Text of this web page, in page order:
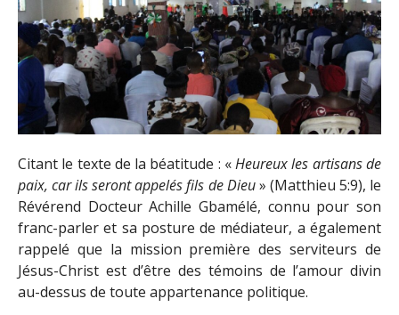
Citant le texte de la béatitude : «Heureux les artisans de
paix, car ils seront appelés fils de Dieu» (Matthieu 5:9), le
Révérend Docteur Achille Gbamélé, connu pour son
franc-parler et sa posture de médiateur, a également
rappelé que la mission première des serviteurs de
Jésus-Christ est d’être des témoins de l’amour divin
au-dessus de toute appartenance politique.